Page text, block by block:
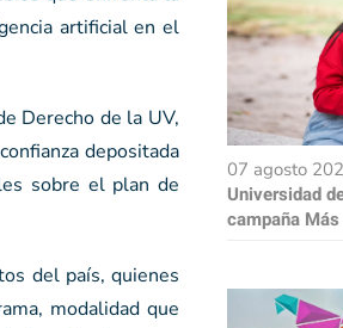
artificial en el
Derecho de la UV,
depositada
sobre el plan de
del país, quienes
modalidad que
07 agosto
Universidad
campaña